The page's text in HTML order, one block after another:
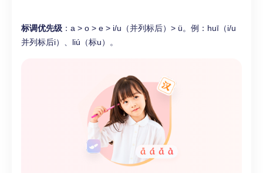
标调优先级 ：a > o > e > i/u（并列标后）> ü。例：huī（i/u
并列标后i）、liú（标u）。